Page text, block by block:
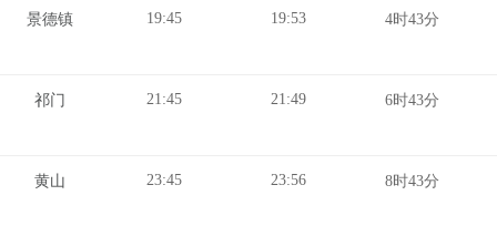
景德镇 19:45 19:53 4时43分
祁门 21:45 21:49 6时43分
黄山 23:45 23:56 8时43分